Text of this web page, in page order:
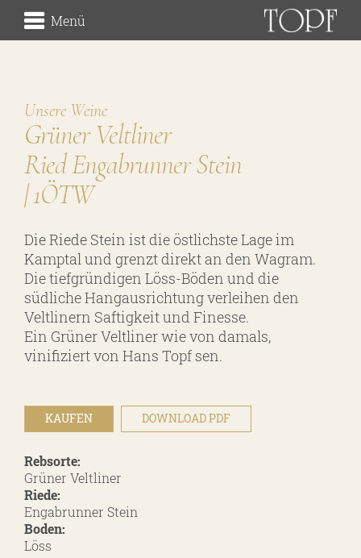
die Herkunft
die Lagen
über uns
unsere Geschichte
unsere Handschrift
Guts- und Gebietsweine
Ortsweine
Menü
Unsere Weine
Grüner Veltliner
Ried Engabrunner Stein
| 1ÖTW
Die Riede Stein ist die östlichste Lage im
Kamptal und grenzt direkt an den Wagram.
Die tiefgründigen Löss-Böden und die
südliche Hangausrichtung verleihen den
Veltlinern Saftigkeit und Finesse.
Ein Grüner Veltliner wie von damals,
vinifiziert von Hans Topf sen.
KAUFEN DOWNLOAD PDF
Rebsorte:
Grüner Veltliner
Riede:
Engabrunner Stein
Boden:
Löss